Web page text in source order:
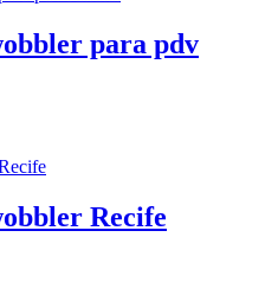
para pdv
Recife